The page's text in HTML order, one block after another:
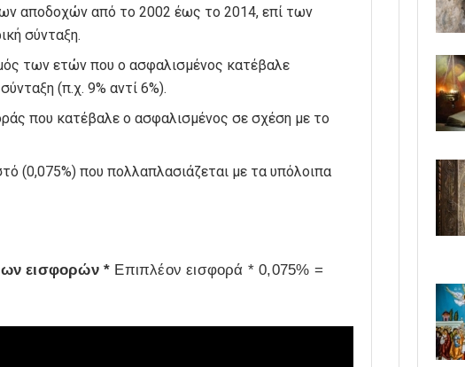
αποδοχών από το 2002 έως το 2014, επί των
σύνταξη.
των ετών που ο ασφαλισμένος κατέβαλε
(π.χ. 9% αντί 6%).
που κατέβαλε ο ασφαλισμένος σε σχέση με το
(0,075%) που πολλαπλασιάζεται με τα υπόλοιπα
εισφορών * Επιπλέον εισφορά * 0,075% =